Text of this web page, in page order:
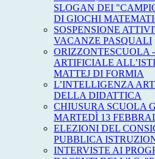
SLOGAN DEI
DI GIOCHI
SOSPENSIONE
VACANZE PASQUALI
ORIZZONTESCUOLA
ARTIFICIALE
MATTEJ DI FORMIA
L’INTELLIGENZA
DELLA DIDATTICA
CHIUSURA SCUOLA
MARTEDÌ 13
ELEZIONI DEL
PUBBLICA
INTERVISTE AI